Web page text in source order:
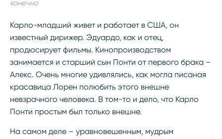
конечно
Карло-младший живет и работает в США, он
известный дирижер. Эдуардо, как и отец,
продюсирует фильмы. Кинопроизводством
занимается и старший сын Понти от первого брака –
Алекс. Очень многие удивлялись, как могла писаная
красавица Лорен полюбить этого внешне
невзрачного человека. В том-то и дело, что Карло
Понти простым был только внешне.
На самом деле – уравновешенным, мудрым